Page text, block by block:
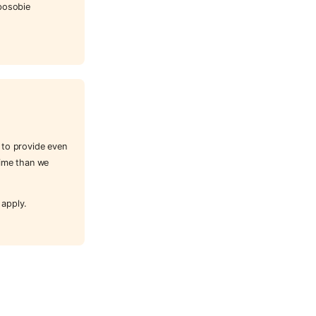
provide even
than we